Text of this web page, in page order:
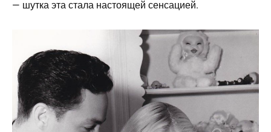
— шутка эта стала настоящей сенсацией.